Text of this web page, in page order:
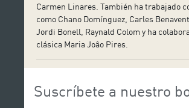
Carmen Linares. También ha trabajado
como Chano Domínguez, Carles
Jordi Bonell, Raynald Colom y ha
clásica Maria Joâo Pires.
Suscríbete a nuestro